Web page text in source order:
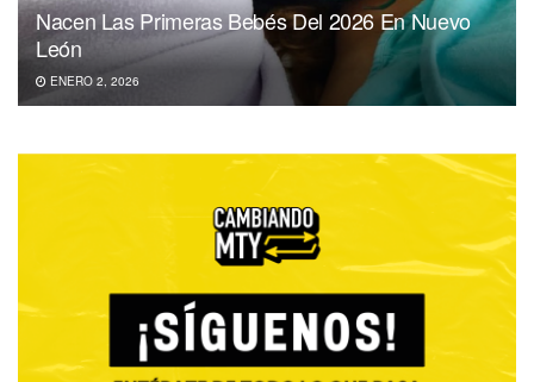
Nacen Las Primeras Bebés Del 2026 En Nuevo
León
ENERO 2, 2026